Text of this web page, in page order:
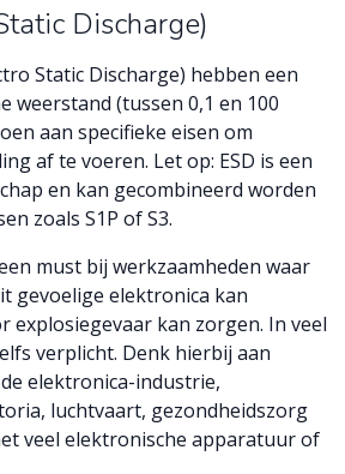
Discharge)
Static Discharge) hebben een
weerstand (tussen 0,1 en 100
aan specifieke eisen om
af te voeren. Let op: ESD is een
en kan gecombineerd worden
zoals S1P of S3.
must bij werkzaamheden waar
gevoelige elektronica kan
explosiegevaar kan zorgen. In veel
verplicht. Denk hierbij aan
elektronica-industrie,
luchtvaart, gezondheidszorg
veel elektronische apparatuur of